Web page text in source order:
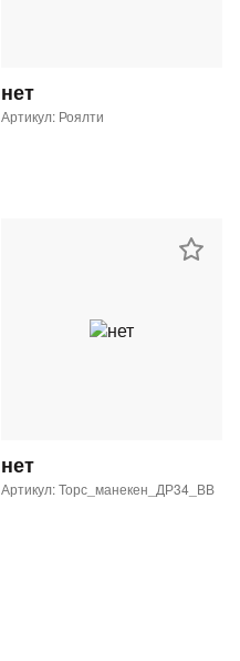
нет
Артикул: Роялти
нет
Артикул: Торс_манекен_ДР34_ВВ